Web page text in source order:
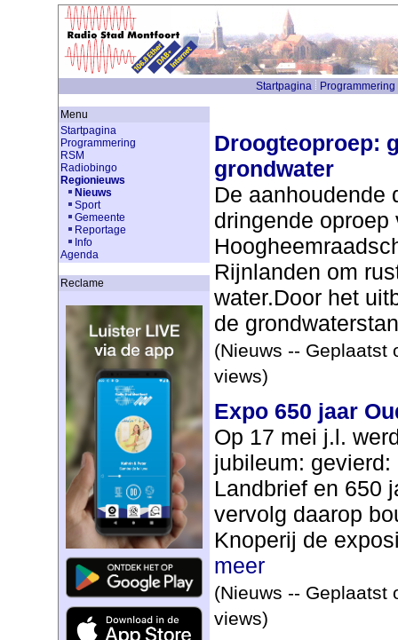
Startpagina Programmering
Menu
Startpagina
Programmering
RSM
Radiobingo
Regionieuws
Nieuws
Sport
Gemeente
Reportage
Info
Agenda
Reclame
Droogteoproep:
grondwater
De aanhoudende
dringende oproep
Rijnlanden om
water.Door het
de
(Nieuws -- Geplaatst
views)
Expo 650 jaar
Op 17 mei j.l.
jubileum:
Landbrief en 650
vervolg daarop
Knoperij de
meer
(Nieuws -- Geplaatst
views)